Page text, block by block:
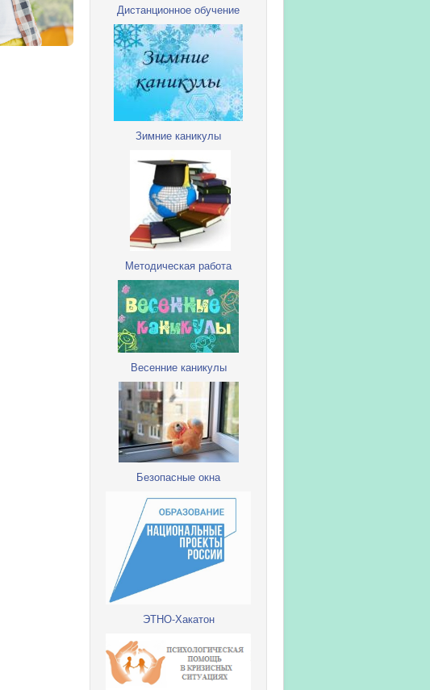
Дистанционное обучение
Зимние каникулы
Методическая работа
Весенние каникулы
Безопасные окна
ЭТНО-Хакатон